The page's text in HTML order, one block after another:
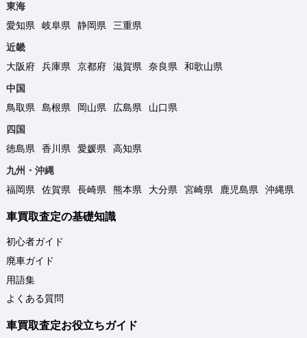
東海
愛知県
岐阜県 静岡県
三重県
近畿
大阪府
兵庫県 京都府 滋賀県 奈良県
和歌山県
中国
鳥取県
島根県 岡山県 広島県
山口県
四国
徳島県
香川県 愛媛県
高知県
九州・沖縄
福岡県
佐賀県 長崎県 熊本県 大分県 宮崎県 鹿児島県 沖縄県
車買取査定の基礎知識
初心者ガイド
廃車ガイド
用語集
よくある質問
車買取査定お役立ちガイド